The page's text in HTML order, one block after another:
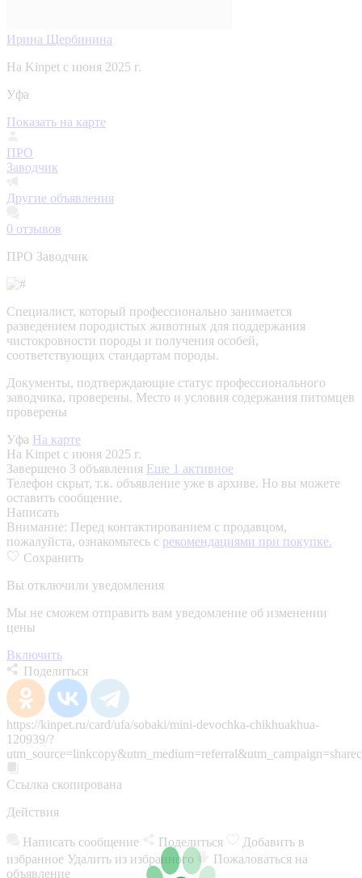
Ирина Щербинина
На Kinpet c июня 2025 г.
Уфа
Показать на карте
ПРО
Заводчик
Другие объявления
0 отзывов
ПРО Заводчик
Специалист, который профессионально занимается
разведением породистых животных для поддержания
чистокровности породы и получения особей,
соответствующих стандартам породы.
Документы, подтверждающие статус профессионального
заводчика, проверены. Место и условия содержания питомцев
проверены
Уфа На карте
На Kinpet c июня 2025 г.
Завершено 3 объявления Еще 1 активное
Телефон скрыт, т.к. объявление уже в архиве. Но вы можете
оставить сообщение.
Написать
Внимание: Перед контактированием с продавцом,
пожалуйста, ознакомьтесь с рекомендациями при покупке.
Сохранить
Вы отключили уведомления
Мы не сможем отправить вам уведомление об изменении
цены
Включить
Поделиться
https://kinpet.ru/card/ufa/sobaki/mini-devochka-chikhuakhua-
120939/?
Ссылка скопирована
Действия
Написать сообщение Поделиться
Добавить в
избранное Удалить из избранного
Пожаловаться на
объявление